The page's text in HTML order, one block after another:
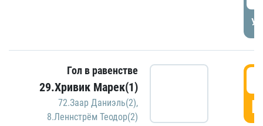
Гол в равенстве
29.Хривик Марек(1)
72.Заар Даниэль(2),
8.Леннстрём Теодор(2)